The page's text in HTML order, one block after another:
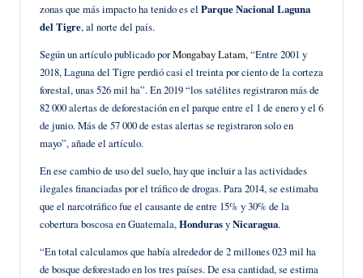
zonas que más impacto ha tenido es el Parque Nacional Laguna
del Tigre, al norte del país.
Según un artículo publicado porMongabay Latam, “Entre 2001 y
2018, Laguna del Tigre perdió casi el treinta por ciento de la corteza
forestal, unas 526 mil ha”. En 2019 “los satélites registraron más de
82 000 alertas de deforestación en el parque entre el 1 de enero y el 6
de junio. Más de 57 000 de estas alertas se registraron solo en
mayo”, añade el artículo.
En ese cambio de uso del suelo, hay que incluir a las actividades
ilegales financiadas por el tráfico de drogas. Para 2014, se estimaba
que el narcotráfico fue el causante de entre 15% y 30% de la
cobertura boscosa en Guatemala,HondurasyNicaragua.
“En total calculamos que había alrededor de 2 millones 023 mil ha
de bosque deforestado en los tres países. De esa cantidad, se estima